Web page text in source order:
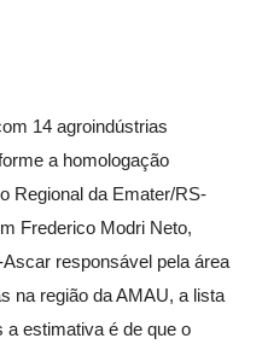
14 agroindústrias
a homologação
Regional da Emater/RS-
Frederico Modri Neto,
responsável pela área
na região da AMAU, a lista
a estimativa é de que o